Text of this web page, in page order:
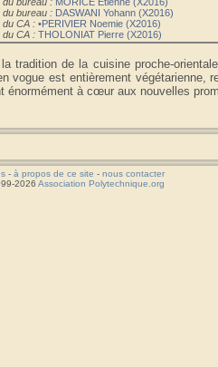
du bureau : DASWANI Yohann (X2016)
du CA : •PERIVIER Noemie (X2016)
du CA : THOLONIAT Pierre (X2016)
tradition de la cuisine proche-
vogue est entièrement végétarienne,
énormément à cœur aux nouvelles
- à propos de ce site - nous contacter
2026 Association Polytechnique.org